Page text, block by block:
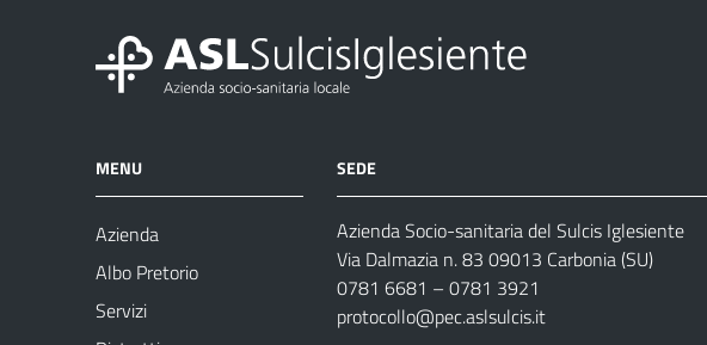
MENU
Azienda
Albo Pretorio
Servizi
SEDE
Azienda Socio-sanitaria del Sulcis Iglesiente
Via Dalmazia n. 83 09013 Carbonia (SU)
0781 6681 – 0781 3921
protocollo@pec.aslsulcis.it